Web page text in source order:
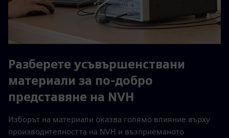
Разберете усъвършенствани
материали за по-добро
представяне на NVH
Изборът на материали оказва голямо влияние върху
производителността на NVH и възприеманото